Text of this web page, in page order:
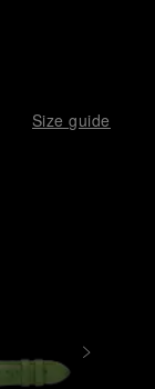
Size guide